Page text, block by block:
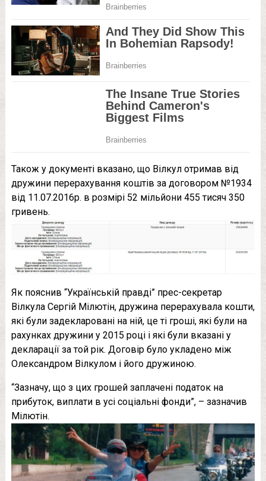
Також у документі вказано, що Вілкул отримав від
дружини перерахування коштів за договором №1934
від 11.07.2016р. в розмірі 52 мільйони 455 тисяч 350
гривень.
Як пояснив “Українській правді” прес-секретар
Вілкула Сергій Мілютін, дружина перерахувала кошти,
які були задекларовані на ній, це ті гроші, які були на
рахунках дружини у 2015 році і які були вказані у
декларації за той рік. Договір було укладено між
Олександром Вілкулом і його дружиною.
“Зазначу, що з цих грошей заплачені податок на
прибуток, виплати в усі соціальні фонди”, – зазначив
Мілютін.